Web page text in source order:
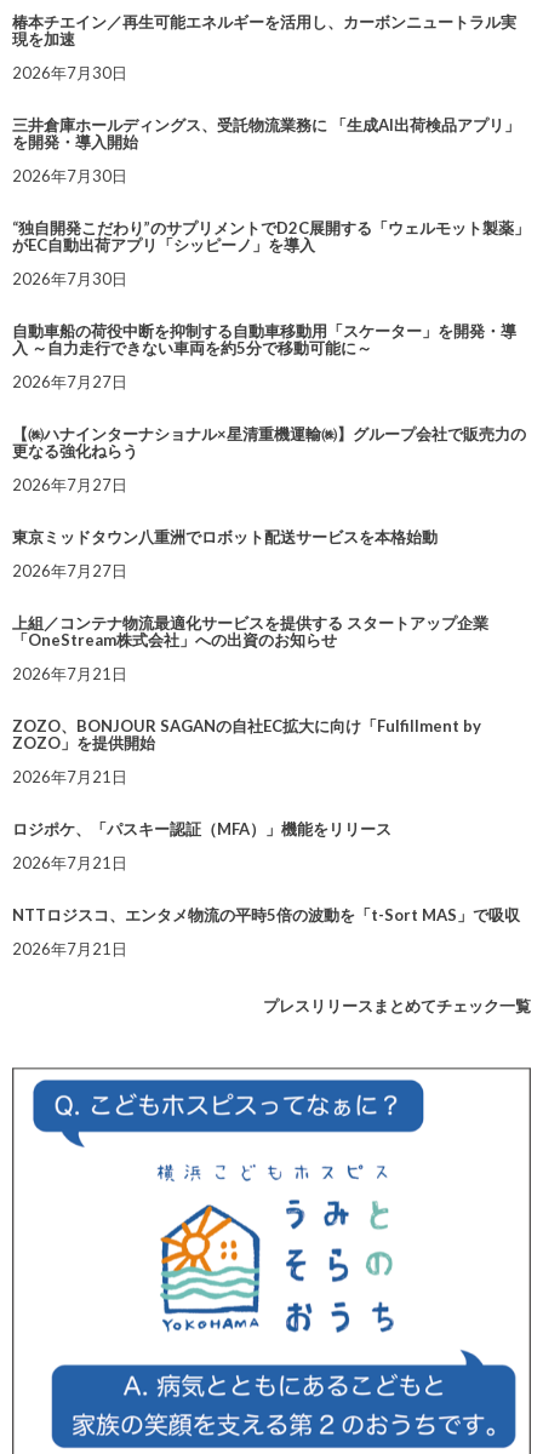
椿本チエイン／再生可能エネルギーを活用し、カーボンニュートラル実
現を加速
2026年7月30日
三井倉庫ホールディングス、受託物流業務に 「生成AI出荷検品アプリ」
を開発・導入開始
2026年7月30日
“独自開発こだわり”のサプリメントでD2C展開する「ウェルモット製薬」
がEC自動出荷アプリ「シッピーノ」を導入
2026年7月30日
自動車船の荷役中断を抑制する自動車移動用「スケーター」を開発・導
入 ～自力走行できない車両を約5分で移動可能に～
2026年7月27日
【㈱ハナインターナショナル×星清重機運輸㈱】グループ会社で販売力の
更なる強化ねらう
2026年7月27日
東京ミッドタウン八重洲でロボット配送サービスを本格始動
2026年7月27日
上組／コンテナ物流最適化サービスを提供する スタートアップ企業
「OneStream株式会社」への出資のお知らせ
2026年7月21日
ZOZO、BONJOUR SAGANの自社EC拡大に向け「Fulfillment by
ZOZO」を提供開始
2026年7月21日
ロジポケ、「パスキー認証（MFA）」機能をリリース
2026年7月21日
NTTロジスコ、エンタメ物流の平時5倍の波動を「t-Sort MAS」で吸収
2026年7月21日
プレスリリースまとめてチェック一覧